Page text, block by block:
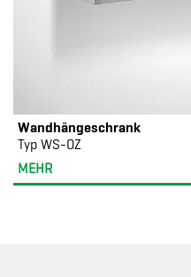
Wandhängeschrank
Typ WS-OZ
MEHR